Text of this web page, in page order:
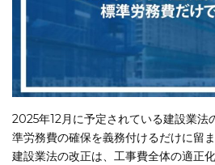
2025年12月に予定されている建設業法
準労務費の確保を義務付けるだけに留ま
建設業法の改正は、工事費全体の適正